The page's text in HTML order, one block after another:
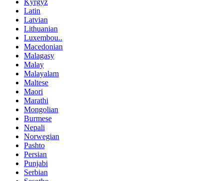
Latin
Latvian
Lithuanian
Luxembou..
Macedonian
Malagasy
Malay
Malayalam
Maltese
Maori
Marathi
Mongolian
Burmese
Nepali
Norwegian
Pashto
Persian
Punjabi
Serbian